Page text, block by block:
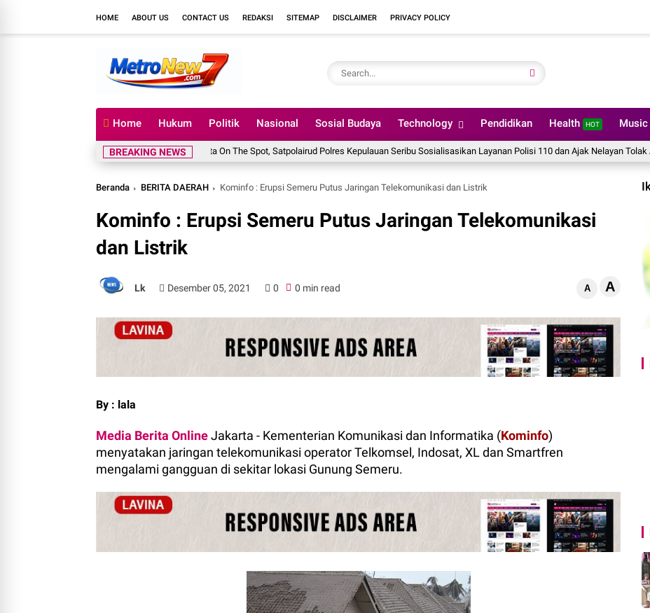
HOME ABOUT US CONTACT US REDAKSI SITEMAP DISCLAIMER PRIVACY POLICY
Home Hukum Politik Nasional Sosial Budaya Technology Pendidikan Health HOT Music
BREAKING NEWSJakarta On The Spot, Satpolairud Polres Kepulauan Seribu Sosialisasikan Layanan Polisi 110 dan Ajak Nelayan Tolak Alat
Beranda BERITA DAERAH Kominfo : Erupsi Semeru Putus Jaringan Telekomunikasi dan Listrik
Kominfo : Erupsi Semeru Putus Jaringan Telekomunikasi
dan Listrik
Lk Desember 05, 2021 0 0 min read A A
By : lala
Media Berita OnlineJakarta - Kementerian Komunikasi dan Informatika (Kominfo)
menyatakan jaringan telekomunikasi operator Telkomsel, Indosat, XL dan Smartfren
mengalami gangguan di sekitar lokasi Gunung Semeru.